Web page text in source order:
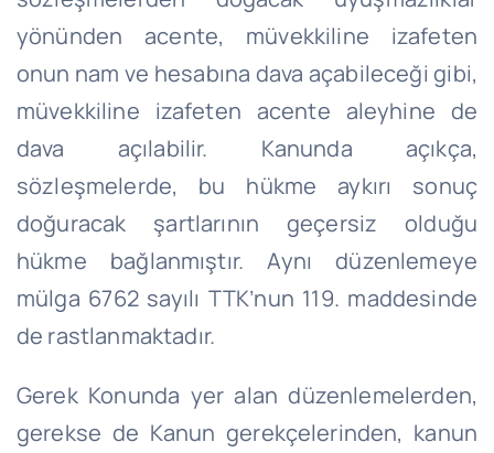
yönünden acente, müvekkiline izafeten
onun nam ve hesabına dava açabileceği gibi,
müvekkiline izafeten acente aleyhine de
dava açılabilir. Kanunda açıkça,
sözleşmelerde, bu hükme aykırı sonuç
doğuracak şartlarının geçersiz olduğu
hükme bağlanmıştır. Aynı düzenlemeye
mülga 6762 sayılı TTK’nun 119. maddesinde
de rastlanmaktadır.
Gerek Konunda yer alan düzenlemelerden,
gerekse de Kanun gerekçelerinden, kanun